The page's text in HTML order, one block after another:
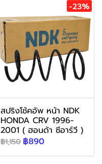
-23%
สปริงโช้คอัพ หน้า NDK
HONDA CRV 1996-
2001 ( ฮอนด้า ซีอาร์วี )
฿1,150 ฿890